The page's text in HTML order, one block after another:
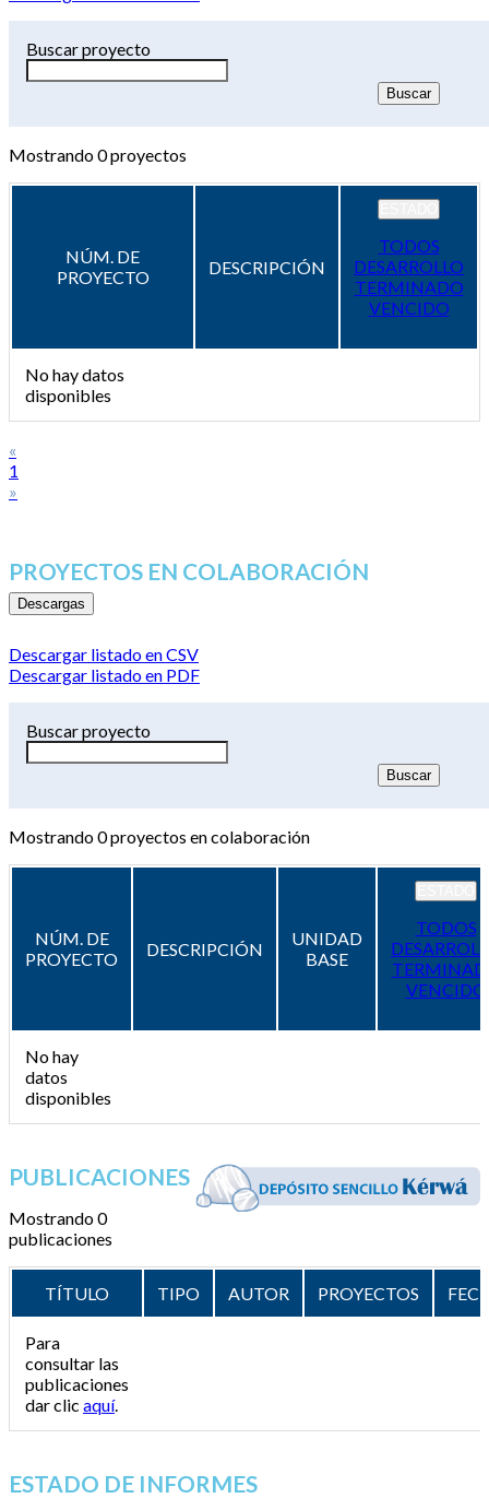
Buscar proyecto
Mostrando0proyectos
NÚM. DE
PROYECTO
DESCRIPCIÓN
TODOS
DESARROLLO
TERMINADO
VENCIDO
No hay datos
disponibles
«
1
»
PROYECTOS EN COLABORACIÓN
Descargas
Descargar listado en CSV
Descargar listado en PDF
Buscar proyecto
Mostrando0proyectos en colaboración
NÚM. DE
PROYECTO
DESCRIPCIÓN
UNIDAD
BASE
TODOS
VENCIDO
No hay
datos
disponibles
PUBLICACIONES
Mostrando 0
publicaciones
TÍTULO TIPO AUTOR PROYECTOS
Para
consultar las
publicaciones
dar clic aquí.
ESTADO DE INFORMES